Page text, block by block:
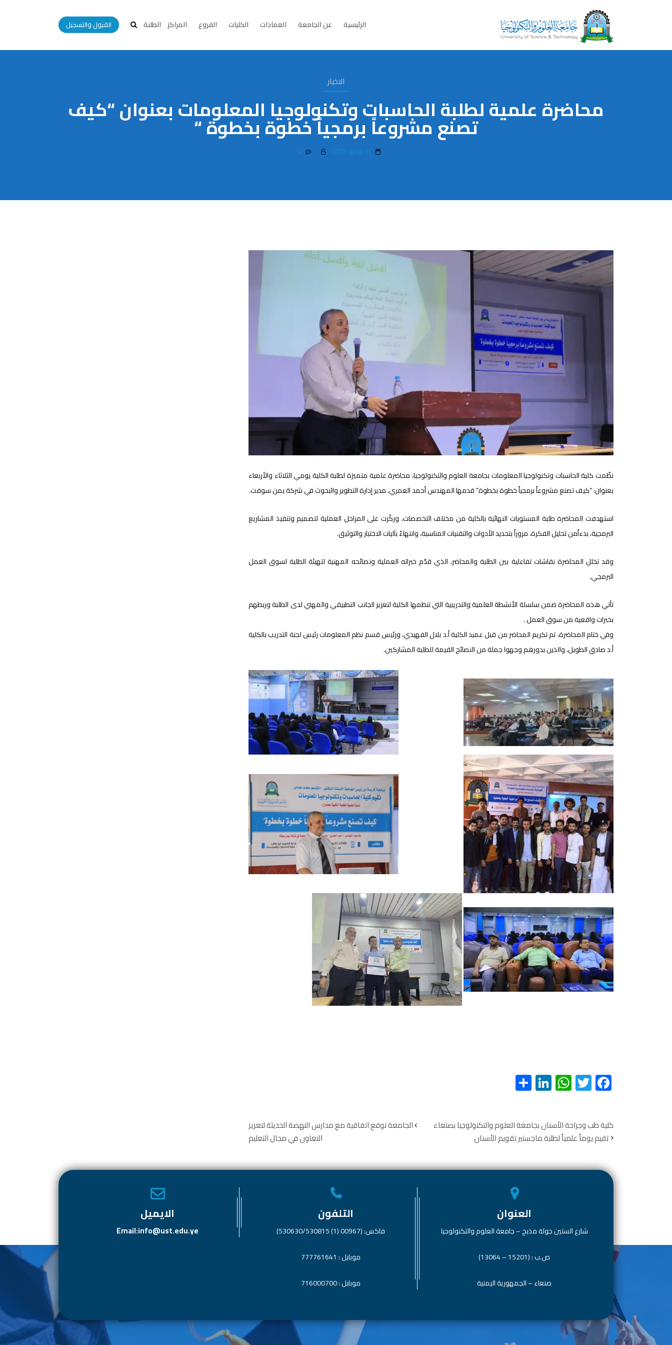
الرئيسية عن الجامعة العمادات الكليات الفروع المراكز الطلبة القبول والتسجيل
الاخبار
محاضرة علمية لطلبة الحاسبات وتكنولوجيا المعلومات بعنوان “كيف
تصنع مشروعاً برمجياً خطوة بخطوة “
0
نظّمت كلية الحاسبات وتكنولوجيا المعلومات بجامعة العلوم والتكنولوجيا، محاضرة علمية متميزة لطلبة الكلية يومي الثلاثاء والأربعاء
بعنوان: “كيف تصنع مشروعاً برمجياً خطوة بخطوة” قدمها المهندس أحمد العمري، مدير إدارة التطوير والبحوث في شركة يمن سوفت.
استهدفت المحاضرة طلبة المستويات النهائية بالكلية من مختلف التخصصات، وركّزت على المراحل العملية لتصميم وتنفيذ المشاريع
البرمجية، بدءاًمن تحليل الفكرة، مروراً بتحديد الأدوات والتقنيات المناسبة، وانتهاءً بآليات الاختبار والتوثيق.
وقد تخلل المحاضرة نقاشات تفاعلية بين الطلبة والمحاضر، الذي قدّم خبراته العملية ونصائحه المهنية لتهيئة الطلبة لسوق العمل
البرمجي.
تأتي هذه المحاضرة ضمن سلسلة الأنشطة العلمية والتدريبية التي تنظمها الكلية لتعزيز الجانب التطبيقي والمهني لدى الطلبة وربطهم
بخبرات واقعية من سوق العمل .
وفي ختام المحاضرة، تم تكريم المحاضر من قبل عميد الكلية أ.د بلال الفهيدي، ورئيس قسم نظم المعلومات رئيس لجنة التدريب بالكلية
أ.د صادق الطويل، والذين بدورهم وجهوا جملة من النصائح القيمة للطلبة المشاركين.
F
ac
e
b
o
ok
T
wi
tt
er
W
h
at
s
A
p
p
Li
nk
e
dI
n
ar
e
الجامعة توقع اتفاقية مع مدارس النهضة الحديثة لتعزيز
التعاون في مجال التعليم
كلية طب وجراحة الأسنان بجامعة العلوم والتكنولوجيا بصنعاء
تقيم يوماً علمياً لطلبة ماجستير تقويم الأسنان
العنوان
شارع الستين جولة مذبح – جامعة العلوم والتكنولوجيا
ص.ب : (15201 – 13064)
صنعاء – الجمهورية اليمنية
التلفون
فاكس: (00967 (1) 530630/530815)
موبايل : 777761641
موبايل : 716000700
الايميل
Email:info@ust.edu.ye